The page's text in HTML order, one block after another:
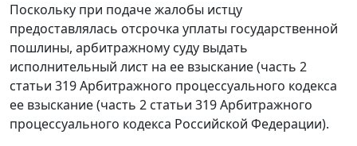
Поскольку при подаче жалобы истцу
предоставлялась отсрочка уплаты государственной
пошлины, арбитражному суду выдать
исполнительный лист на ее взыскание (часть 2
статьи 319Арбитражного процессуального кодекса
ее взыскание (часть 2 статьи 319Арбитражного
процессуального кодекса Российской Федерации).